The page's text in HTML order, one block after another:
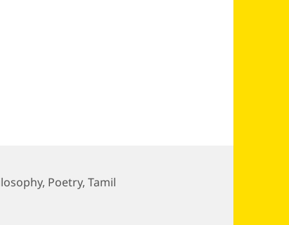
, Poetry,Tamil
– மூன்றெழுத்தில் என் மூச்சிருக்கும்